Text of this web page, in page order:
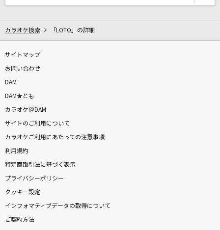
Ado
あぶく
やさしさで溢れるように
JUJU
ネーブルオレンジ
乃木坂46
君という名の翼
カラオケ検索 「LOTO」の詳細
サイトマップ
お問い合わせ
DAM
DAM★とも
カラオケ＠DAM
サイトのご利用について
カラオケご利用にあたっての注意事項
利用規約
特定商取引法に基づく表示
プライバシーポリシー
クッキー設定
インフォマティブデータの取得について
ご契約方法